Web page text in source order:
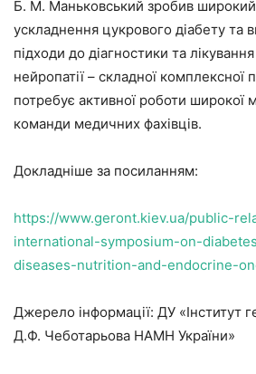
Б. М. Маньковський зробив
ускладнення цукрового діабету та
підходи до діагностики та
нейропатії – складної комплексної
потребує активної роботи широкої
команди медичних фахівців.
Докладніше за посиланням:
https://www.geront.kiev.ua/public-
international-symposium-on-
diseases-nutrition-and-endocrine-
Джерело інформації: ДУ «Інститут
Д.Ф. Чеботарьова НАМН України»